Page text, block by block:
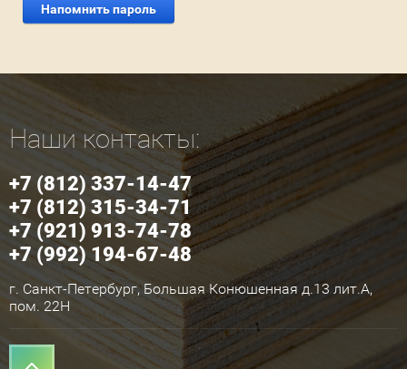
Напомнить пароль
Наши контакты:
+7 (812) 337-14-47
+7 (812) 315-34-71
+7 (921) 913-74-78
+7 (992) 194-67-48
г. Санкт-Петербург, Большая Конюшенная д.13 лит.А,
пом. 22Н